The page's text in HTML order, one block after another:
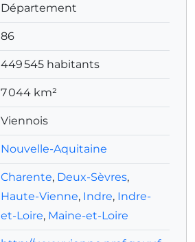
Département
86
449 545 habitants
7 044 km²
Viennois
Nouvelle-Aquitaine
Charente, Deux-Sèvres,
Haute-Vienne, Indre, Indre-
et-Loire, Maine-et-Loire